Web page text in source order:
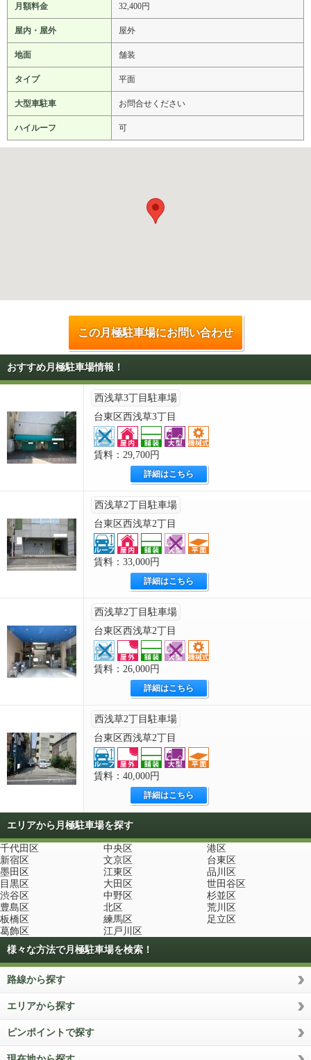
月額料金 32,400円
屋内・屋外 屋外
地面 舗装
タイプ 平面
大型車駐車 お問合せください
ハイルーフ 可
この月極駐車場にお問い合わせ
おすすめ月極駐車場情報！
西浅草3丁目駐車場
台東区西浅草3丁目
賃料：29,700円
詳細はこちら
西浅草2丁目駐車場
台東区西浅草2丁目
賃料：33,000円
詳細はこちら
西浅草2丁目駐車場
台東区西浅草2丁目
賃料：26,000円
詳細はこちら
西浅草2丁目駐車場
台東区西浅草2丁目
賃料：40,000円
詳細はこちら
エリアから月極駐車場を探す
千代田区 中央区
港区
新宿区
文京区
台東区
墨田区
江東区
品川区
目黒区
大田区
世田谷区
渋谷区
中野区
杉並区
豊島区
北区
荒川区
板橋区
練馬区
足立区
葛飾区
江戸川区
様々な方法で月極駐車場を検索！
路線から探す
エリアから探す
ピンポイントで探す